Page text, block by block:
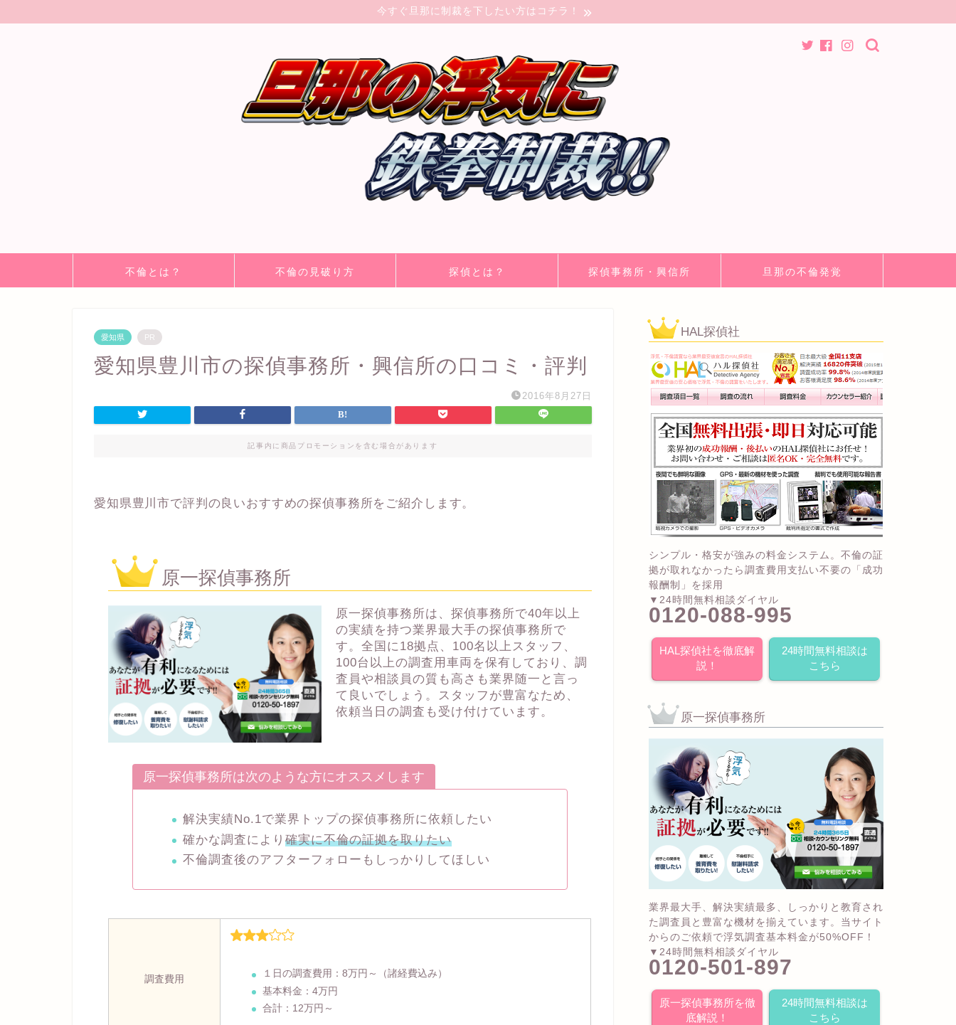
今すぐ旦那に制裁を下したい方はコチラ！
不倫とは？ 不倫の見破り方 探偵とは？ 探偵事務所・興信所 旦那の不倫発覚
愛知県 PR
愛知県豊川市の探偵事務所・興信所の口コミ・評判
2016年8月27日
記事内に商品プロモーションを含む場合があります
愛知県豊川市で評判の良いおすすめの探偵事務所をご紹介します。
原一探偵事務所
原一探偵事務所は、探偵事務所で40年以上
の実績を持つ業界最大手の探偵事務所で
す。全国に18拠点、100名以上スタッフ、
100台以上の調査用車両を保有しており、調
査員や相談員の質も高さも業界随一と言っ
て良いでしょう。スタッフが豊富なため、
依頼当日の調査も受け付けています。
原一探偵事務所は次のような方にオススメします
解決実績No.1で業界トップの探偵事務所に依頼したい
確かな調査により 確実に不倫の証拠を取りたい
不倫調査後のアフターフォローもしっかりしてほしい
調査費用 １日の調査費用： 8万円～
（諸経費込み）
基本料金：4万円
合計：12万円～
HAL探偵社
シンプル・格安が強みの料金システム。不倫の証
拠が取れなかったら調査費用支払い不要の「成功
報酬制」を採用
▼24時間無料相談ダイヤル
0120-088-995
HAL探偵社を徹底解
説！
24時間無料相談は
こちら
原一探偵事務所
業界最大手、解決実績最多、しっかりと教育され
た調査員と豊富な機材を揃えています。当サイト
からのご依頼で浮気調査基本料金が50%OFF！
▼24時間無料相談ダイヤル
0120-501-897
原一探偵事務所を徹
底解説！
24時間無料相談は
こちら